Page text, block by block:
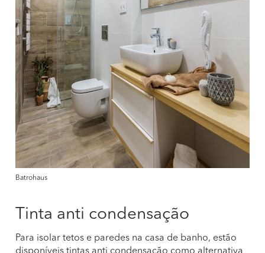
Batrohaus
Tinta anti condensação
Para isolar tetos e paredes na casa de banho, estão